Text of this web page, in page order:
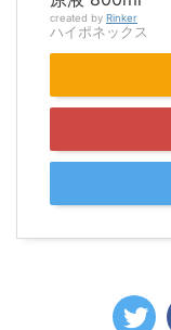
created by Rinker
ハイポネックス